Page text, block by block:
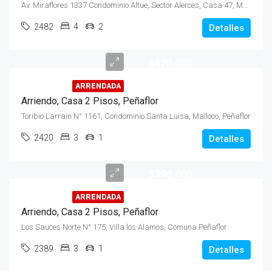
Av. Miraflores 1337 Condominio Altue, Sector Alerces, Casa 47, Malloco
2482 4 2 Detalles
ARRENDADA
Arriendo, Casa 2 Pisos, Peñaflor
Toribio Larrain N° 1161, Condominio Santa Luisa, Malloco, Peñaflor
2420 3 1 Detalles
ARRENDADA
Arriendo, Casa 2 Pisos, Peñaflor
Los Sauces Norte N° 175, Villa los Alamos, Comuna Peñaflor
2389 3 1 Detalles